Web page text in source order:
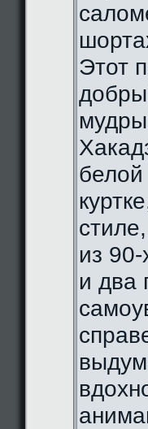
Этот
из
и два